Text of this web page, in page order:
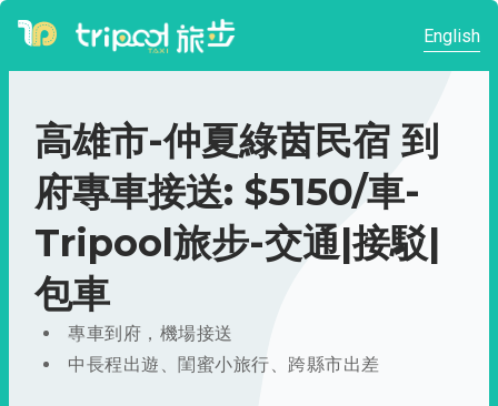
English
高雄市-仲夏綠茵民宿 到
府專車接送: $5150/車-
Tripool旅步-交通|接駁|
包車
專車到府，機場接送
中長程出遊、閨蜜小旅行、跨縣市出差